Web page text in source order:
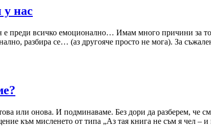
у нас
преди всичко емоционално… Имам много причини за
разбира се… (аз другояче просто не мога). За
или онова. И подминаваме. Без дори да разберем, че
към мисленето от типа „Аз тая книга не съм я чел –